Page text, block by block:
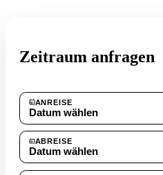
Zeitraum anfragen
ANREISE
Datum wählen
ABREISE
Datum wählen